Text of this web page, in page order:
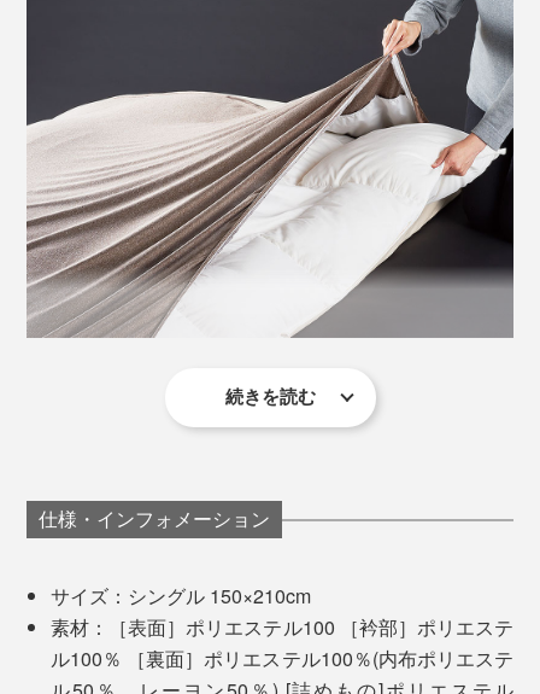
アウトする「断熱層」を挟んで、掛け布団を入れる空間
があり、一番外側の素材は、起毛感のないスベスベのス
一見暖かさに貢献していなさそうに見えるこのストレッ
チ生地が、実は影の立役者。
実際に比べてみると分かりますが、普通の毛布が寝返り
を繰り返すうちにはだけてしまうのに対し、「オールイ
ンワン毛布」は上側の生地が伸びることで身体にフィッ
トし、寝返りを打っても打っても、毛布が逃げないので
線形で、肌ざわりとエレガントなデザイン性を両立。
毛布といいつつ、表側はストレッチ性のあるニット素材
片面に伸びる素材を使うことで、寝返りしてもはだけな
い。体にフィットして暖かさがアップし、軽量化にも貢
暖かさは、中身の保温中わたや高密度シートがキープし
てくれるので、一番外側には伸びない起毛素材よりも、
続きを読む
仕様・インフォメーション
サイズ：シングル 150×210cm
素材：［表面］ポリエステル100 ［衿部］ポリエステ
ル100％ ［裏面］ポリエステル100％(内布ポリエステ